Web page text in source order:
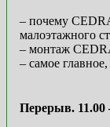
– почему
малоэтажного
– монтаж
– самое
Перерыв. 11.00